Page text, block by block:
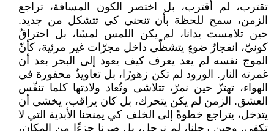
تقترب، لم أقترب، بل اختصر الكون المسافة، تراجع
الزمن، سمح للحظة بأن تنحني كي تتشكل من جديد.
حين تلامست يدانا، لم يكن اللمس لمسًا، بل احتراقٌ
كونيّ، انفجارُ ضوءٍ يتشظّى داخل مجرّات غير مرئية، كأنّ
الموج نفسه لم يعد يعرف كيف يعود إلى البحر بعد أن
غمرته النار. الورود لم تكن زهورًا، بل تعاويذٌ محفورة في
الهواء، تهتزّ حين نمرّ، تتلاشى وتُعاد ولادتها كلما تنفّس
العشق. الزمن لم يكن يتحرك، بل كان يراقب، يخشى أن
يتدخل، يتراجع خطوةً إلى الخلف كي يمنحنا الأبدية التي لا
تكفي. وحين رحلنا، لم نرحل، بل صرنا جزءًا من المكان،